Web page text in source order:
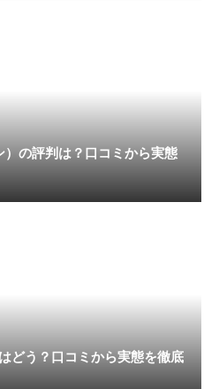
の評判は？口コミから実態
どう？口コミから実態を徹底